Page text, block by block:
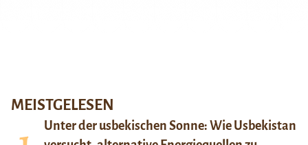
MEISTGELESEN
Unter der usbekischen Sonne: Wie Usbekistan